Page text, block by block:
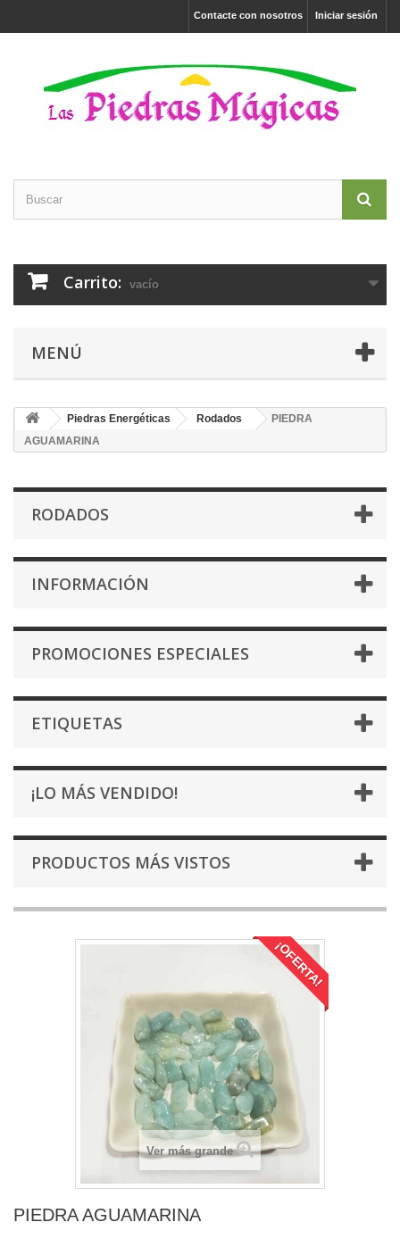
Iniciar sesión
Contacte con nosotros
Carrito: vacío
MENÚ
Piedras Energéticas Rodados
PIEDRA
AGUAMARINA
RODADOS
INFORMACIÓN
PROMOCIONES ESPECIALES
ETIQUETAS
¡LO MÁS VENDIDO!
PRODUCTOS MÁS VISTOS
¡OFERTA!
Ver más grande
PIEDRA AGUAMARINA